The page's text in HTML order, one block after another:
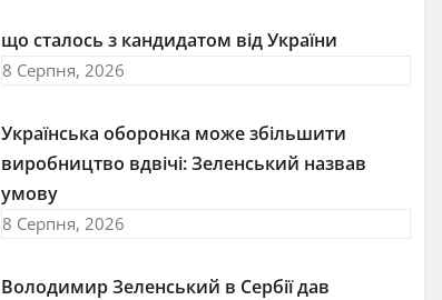
що сталось з кандидатом від України
8 Серпня, 2026
Українська оборонка може збільшити
виробництво вдвічі: Зеленський назвав
умову
8 Серпня, 2026
Володимир Зеленський в Сербії дав